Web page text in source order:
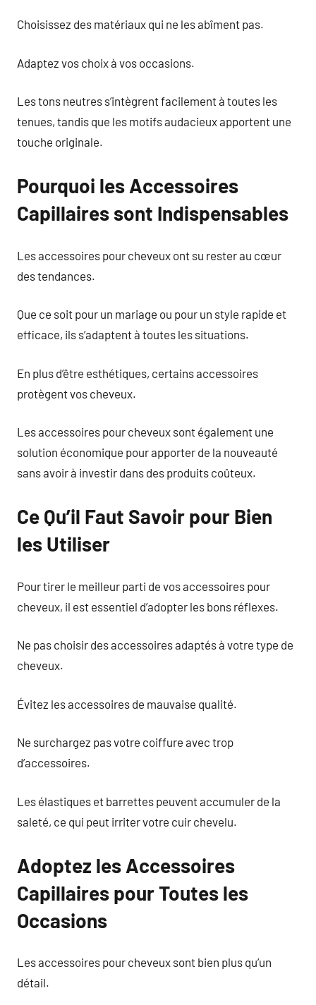
Choisissez des matériaux qui ne les abîment pas.
Adaptez vos choix à vos occasions.
Les tons neutres s’intègrent facilement à toutes les
tenues, tandis que les motifs audacieux apportent une
touche originale.
Pourquoi les Accessoires
Capillaires sont Indispensables
Les accessoires pour cheveux ont su rester au cœur
des tendances.
Que ce soit pour un mariage ou pour un style rapide et
efficace, ils s’adaptent à toutes les situations.
En plus d’être esthétiques, certains accessoires
protègent vos cheveux.
Les accessoires pour cheveux sont également une
solution économique pour apporter de la nouveauté
sans avoir à investir dans des produits coûteux.
Ce Qu’il Faut Savoir pour Bien
les Utiliser
Pour tirer le meilleur parti de vos accessoires pour
cheveux, il est essentiel d’adopter les bons réflexes.
Ne pas choisir des accessoires adaptés à votre type de
cheveux.
Évitez les accessoires de mauvaise qualité.
Ne surchargez pas votre coiffure avec trop
d’accessoires.
Les élastiques et barrettes peuvent accumuler de la
saleté, ce qui peut irriter votre cuir chevelu.
Adoptez les Accessoires
Capillaires pour Toutes les
Occasions
Les accessoires pour cheveux sont bien plus qu’un
détail.